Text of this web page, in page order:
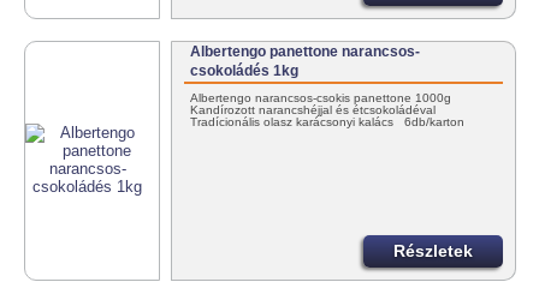
Albertengo panettone narancsos-
csokoládés 1kg
Albertengo narancsos-csokis panettone 1000g
Kandírozott narancshéjjal és étcsokoládéval
Tradícionális olasz karácsonyi kalács 6db/karton
Részletek